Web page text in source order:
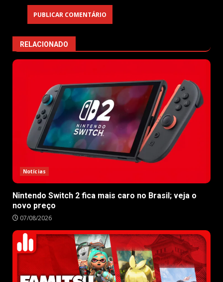
RELACIONADO
Notícias
Nintendo Switch 2 fica mais caro no Brasil; veja o
novo preço
07/08/2026